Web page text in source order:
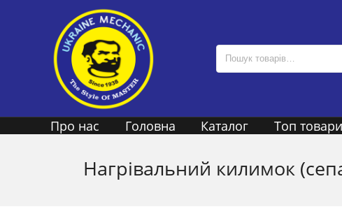
Про нас Головна Каталог Топ товари
Нагрівальний килимок